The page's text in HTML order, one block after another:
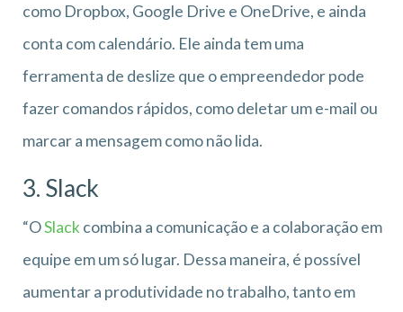
como Dropbox, Google Drive e OneDrive, e ainda
conta com calendário. Ele ainda tem uma
ferramenta de deslize que o empreendedor pode
fazer comandos rápidos, como deletar um e-mail ou
marcar a mensagem como não lida.
3. Slack
“OSlack combina a comunicação e a colaboração em
equipe em um só lugar. Dessa maneira, é possível
aumentar a produtividade no trabalho, tanto em